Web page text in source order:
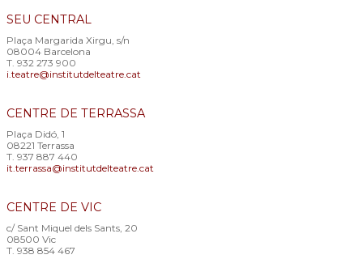
SEU CENTRAL
Plaça Margarida Xirgu, s/n
08004 Barcelona
T. 932 273 900
i.teatre@institutdelteatre.cat
CENTRE DE TERRASSA
Plaça Didó, 1
08221 Terrassa
T. 937 887 440
it.terrassa@institutdelteatre.cat
CENTRE DE VIC
c/ Sant Miquel dels Sants, 20
08500 Vic
T. 938 854 467